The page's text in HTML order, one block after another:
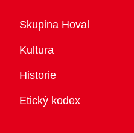
Přehled
Skupina Hoval
Kultura
Historie
Etický kodex